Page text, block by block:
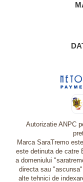
Autorizatie ANPC
Marca SaraTremo
este detinuta de catre
a domeniului
directa sau
alte tehnici de